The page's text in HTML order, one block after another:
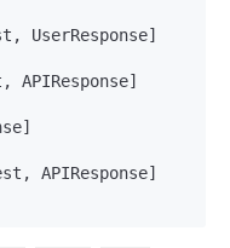
UserResponse]
APIResponse]
APIResponse]